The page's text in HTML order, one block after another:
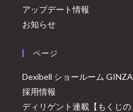
アップデート情報
お知らせ
ページ
Dexibell ショールーム GINZA
採用情報
ディリゲント連載【もくじの